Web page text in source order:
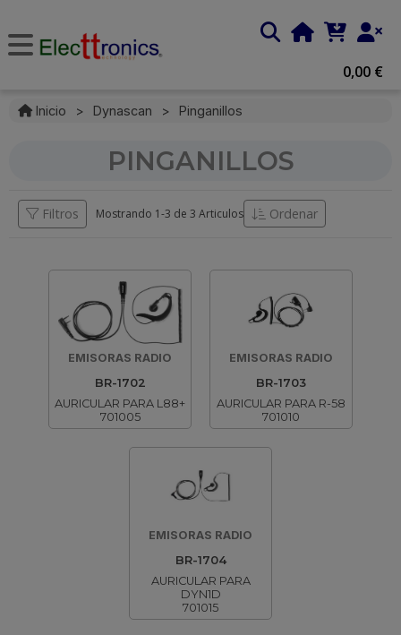
0,00 €
Inicio > Dynascan > Pinganillos
PINGANILLOS
Filtros Mostrando 1-3 de 3 Articulos Ordenar
EMISORAS RADIO
BR-1702
AURICULAR PARA L88+
701005
EMISORAS RADIO
BR-1703
AURICULAR PARA R-58
701010
EMISORAS RADIO
BR-1704
AURICULAR PARA
DYN1D
701015